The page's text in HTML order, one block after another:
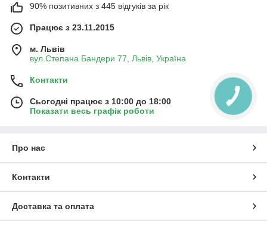
90% позитивних з 445 відгуків за рік
Працює з 23.11.2015
м. Львів
вул.Степана Бандери 77, Львів, Україна
Контакти
Сьогодні працює з 10:00 до 18:00
Показати весь графік роботи
Про нас
Контакти
Доставка та оплата